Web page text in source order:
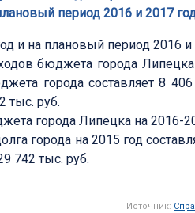
период 2016 и 2017
и на плановый период 2016 и
бюджета города
города составляет 8
тыс. руб.
города Липецка на 2016-
города на 2015 год
742 тыс. руб.
Источник: